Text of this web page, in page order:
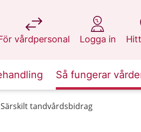
vårdpersonal
på 1177.se
Logga in
på 1177.se
på
Så fungerar
Särskilt tandvårdsbidrag